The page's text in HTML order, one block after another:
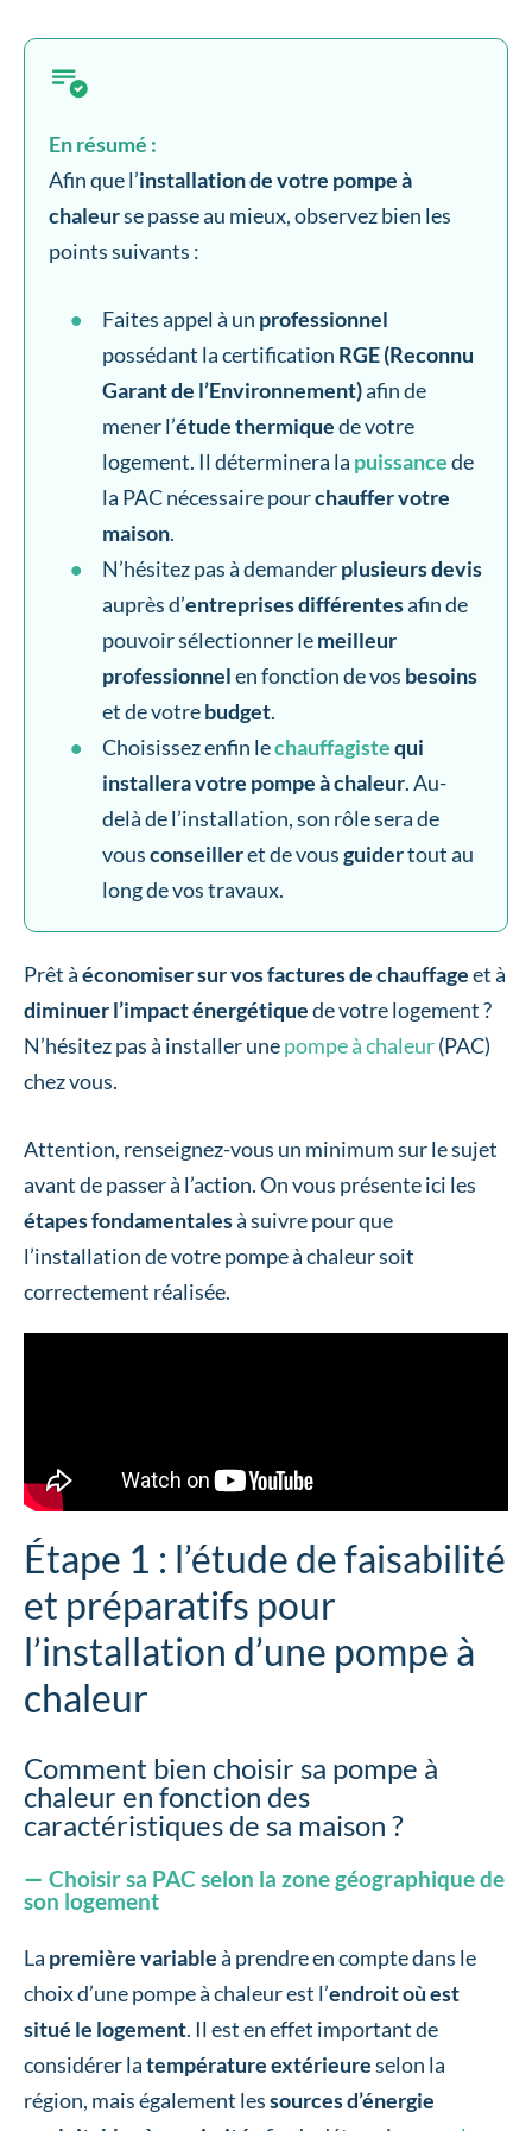
En résumé :
Afin que l’installation de votre pompe à
chaleurse passe au mieux, observez bien les
points suivants :
Faites appel à un professionnel
possédant la certification RGE (Reconnu
Garant de l’Environnement)afin de
mener l’étude thermiquede votre
logement. Il déterminera la puissancede
la PAC nécessaire pourchauffer votre
maison.
N’hésitez pas à demanderplusieurs devis
auprès d’entreprises différentesafin de
pouvoir sélectionner lemeilleur
professionnelen fonction de vos besoins
et de votrebudget.
Choisissez enfin lechauffagistequi
installera votre pompe à chaleur. Au-
delà de l’installation, son rôle sera de
vousconseilleret de vousguidertout au
long de vos travaux.
Prêt àéconomiser sur vos factures de chauffageet à
diminuer l’impact énergétiquede votre logement ?
N’hésitez pas à installer unepompe à chaleur(PAC)
chez vous.
Attention, renseignez-vous un minimum sur le sujet
avant de passer à l’action. On vous présente ici les
étapes fondamentalesà suivre pour que
l’installation de votre pompe à chaleur soit
correctement réalisée.
Étape 1 : l’étude de faisabilité
et préparatifs pour
l’installation d’une pompe à
chaleur
Comment bien choisir sa pompe à
chaleur en fonction des
caractéristiques de sa maison ?
Choisir sa PAC selon la zone géographique de
son logement
La première variableà prendre en compte dans le
choix d’une pompe à chaleur est l’endroit où est
situé le logement. Il est en effet important de
considérer latempérature extérieureselon la
région, mais également lessources d’énergie